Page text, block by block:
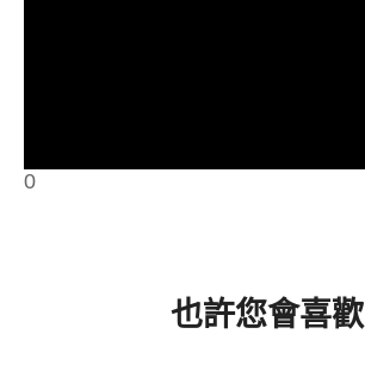
0
也許您會喜歡